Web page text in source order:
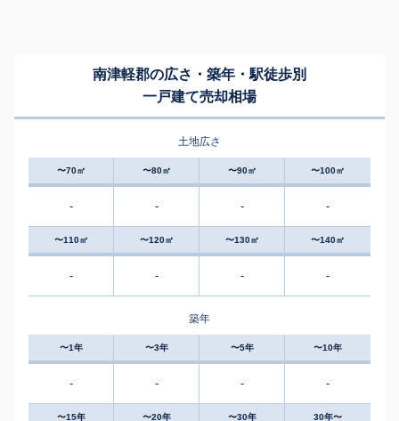
南津軽郡の広さ・築年・駅徒歩別
一戸建て売却相場
土地広さ
〜70㎡ 〜80㎡ 〜90㎡ 〜100㎡
- - - -
〜110㎡ 〜120㎡ 〜130㎡ 〜140㎡
- - - -
築年
〜1年 〜3年 〜5年 〜10年
- - - -
〜15年 〜20年 〜30年 30年〜